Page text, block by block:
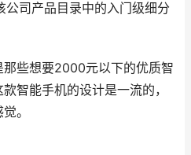
司产品目录中的入门级细分
些想要2000元以下的优质智
智能手机的设计是一流的，
。